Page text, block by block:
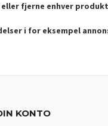
fjerne enhver
i for eksempel
KONTO